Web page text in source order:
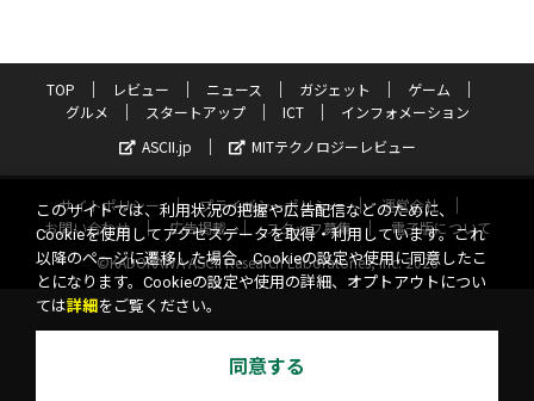
TOP レビュー ニュース ガジェット
ゲーム
グルメ
スタートアップ ICT
インフォメーション
ASCII.jp
MITテクノロジーレビュー
サイトポリシー プライバシーポリシー
運営会社
お問い合わせ
広告掲載 スタッフ募集
電子版について
©KADOKAWA ASCII Research Laboratories, Inc. 2026
このサイトでは、利用状況の把握や広告配信などのために、
Cookieを使用してアクセスデータを取得・利用しています。これ
以降のページに遷移した場合、Cookieの設定や使用に同意したこ
とになります。Cookieの設定や使用の詳細、オプトアウトについ
ては詳細 をご覧ください。
同意する